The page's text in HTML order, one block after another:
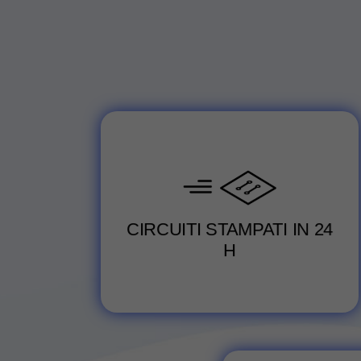
CIRCUITI STAMPATI IN 24
H
Servizio di consegna superveloce in
Vedi servizio